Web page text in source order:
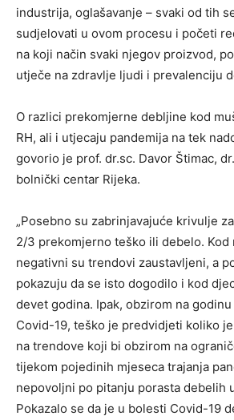
industrija, oglašavanje – svaki od tih
sudjelovati u ovom procesu i početi
na koji način svaki njegov proizvod,
utječe na zdravlje ljudi i prevalenciju
O razlici prekomjerne debljine kod
RH, ali i utjecaju pandemija na tek
govorio je prof. dr.sc. Davor Štimac,
bolnički centar Rijeka.
„Posebno su zabrinjavajuće krivulje
2/3 prekomjerno teško ili debelo. Kod
negativni su trendovi zaustavljeni, a
pokazuju da se isto dogodilo i kod
devet godina. Ipak, obzirom na
Covid-19, teško je predvidjeti koliko
na trendove koji bi obzirom na
tijekom pojedinih mjeseca trajanja
nepovoljni po pitanju porasta debelih
Pokazalo se da je u bolesti Covid-19